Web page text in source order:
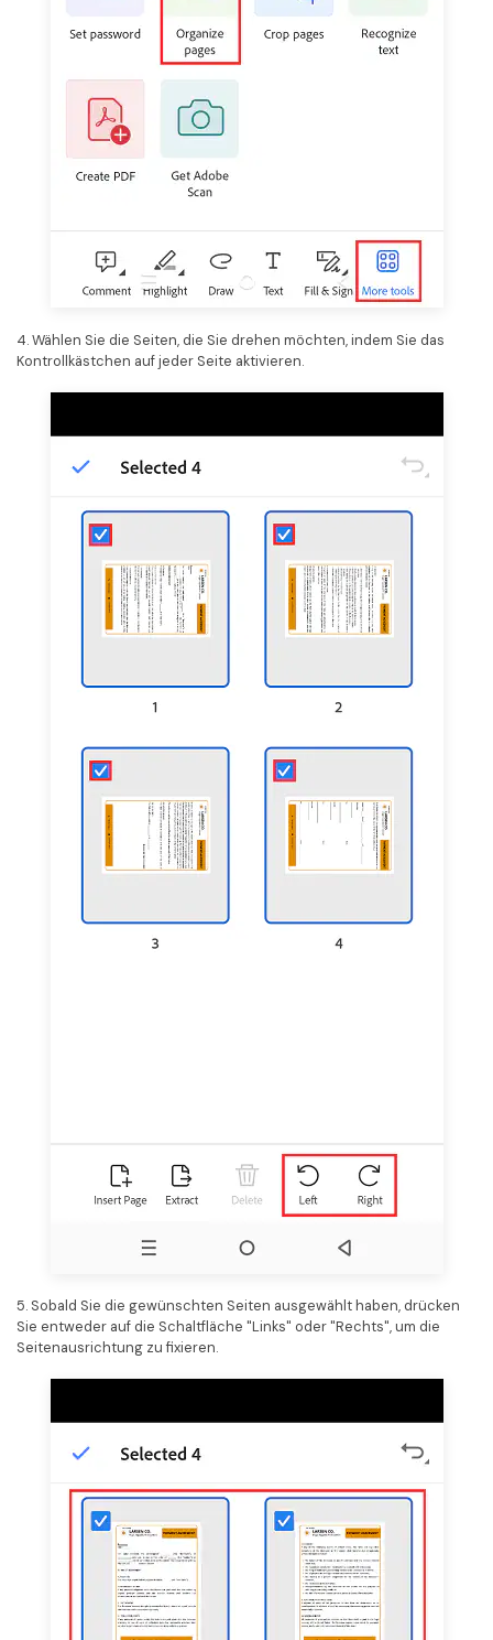
4. Wählen Sie die Seiten, die Sie drehen möchten, indem Sie das
Kontrollkästchen auf jeder Seite aktivieren.
5. Sobald Sie die gewünschten Seiten ausgewählt haben, drücken
Sie entweder auf die Schaltfläche "Links" oder "Rechts", um die
Seitenausrichtung zu fixieren.